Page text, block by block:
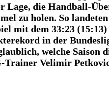
Lage, die Handball-
zu holen. So
mit dem 33:23
in der
welche Saison
Trainer Velimir